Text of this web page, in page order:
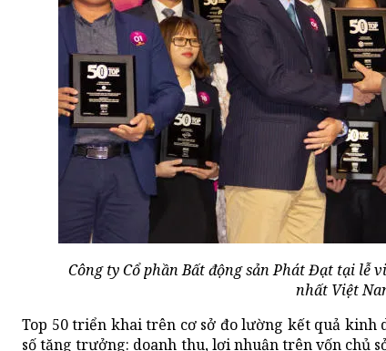
Công ty Cổ phần Bất động sản Phát Đạt tại lễ
nhất Việt
Top 50 triển khai trên cơ sở đo lường kết quả kinh
số tăng trưởng: doanh thu, lợi nhuận trên vốn chủ